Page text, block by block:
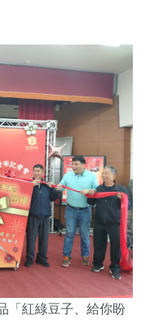
「紅綠豆子、給你盼